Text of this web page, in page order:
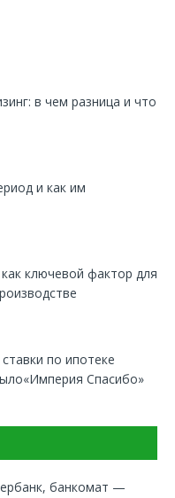
в чем разница и что
и как им
ключевой фактор для
по ипотеке
«Империя Спасибо»
банкомат —